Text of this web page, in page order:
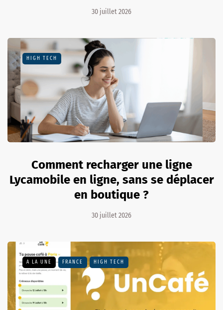
30 juillet 2026
HIGH TECH
Comment recharger une ligne
Lycamobile en ligne, sans se déplacer
en boutique ?
30 juillet 2026
A LA UNE FRANCE HIGH TECH